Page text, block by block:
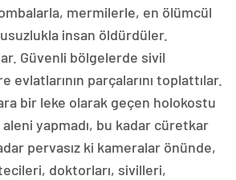
mermilerle, en ölümcül
insan öldürdüler.
Güvenli bölgelerde sivil
parçalarını toplattılar.
bir leke olarak geçen holokostu
yapmadı, bu kadar cüretkar
pervasız ki kameralar önünde,
doktorları, sivilleri,